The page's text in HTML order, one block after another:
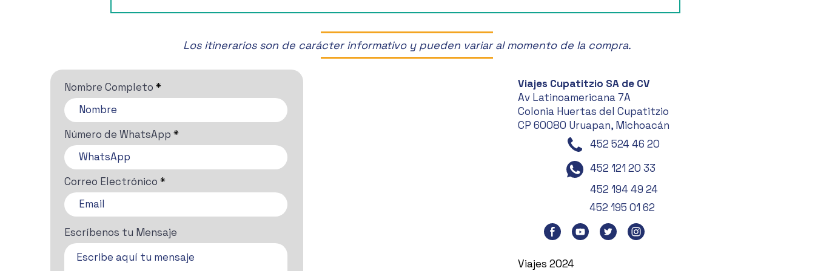
Los itinerarios son de carácter informativo y pueden variar al momento de la compra.
Nombre Completo
Número de WhatsApp
Correo Electrónico
Escríbenos tu Mensaje
Viajes Cupatitzio SA de CV
Av Latinoamericana 7A
Colonia Huertas del Cupatitzio
CP 60080 Uruapan, Michoacán
452 524 46 20
452 121 20 33
452 194 49 24
452 195 01 62
Viajes 2024